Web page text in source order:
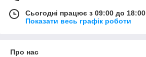
Сьогодні працює з 09:00 до 18:00
Показати весь графік роботи
Про нас